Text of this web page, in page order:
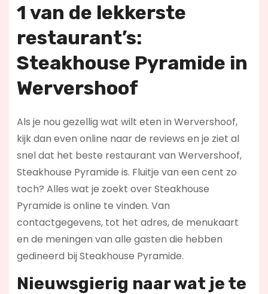
1 van de lekkerste
restaurant’s:
Steakhouse Pyramide in
Wervershoof
Als je nou gezellig wat wilt eten in Wervershoof,
kijk dan even online naar de reviews en je ziet al
snel dat het beste restaurant van Wervershoof,
Steakhouse Pyramide is. Fluitje van een cent zo
toch? Alles wat je zoekt over Steakhouse
Pyramide is online te vinden. Van
contactgegevens, tot het adres, de menukaart
en de meningen van alle gasten die hebben
gedineerd bij Steakhouse Pyramide.
Nieuwsgierig naar wat je te